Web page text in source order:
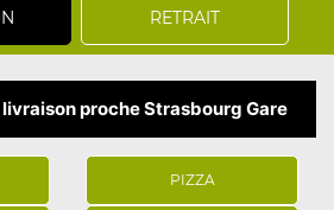
RETRAIT
proche Strasbourg Gare
PIZZA